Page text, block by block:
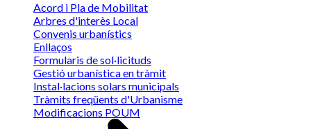
Acord i Pla de Mobilitat
Arbres d'interès Local
Convenis urbanístics
Enllaços
Formularis de sol·licituds
Gestió urbanística en tràmit
Instal·lacions solars municipals
Tràmits freqüents d'Urbanisme
Modificacions POUM